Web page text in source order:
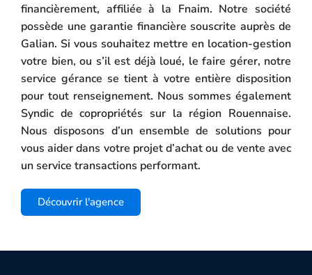
financièrement, affiliée à la Fnaim. Notre société
possède une garantie financière souscrite auprès de
Galian. Si vous souhaitez mettre en location-gestion
votre bien, ou s’il est déjà loué, le faire gérer, notre
service gérance se tient à votre entière disposition
pour tout renseignement. Nous sommes également
Syndic de copropriétés sur la région Rouennaise.
Nous disposons d’un ensemble de solutions pour
vous aider dans votre projet d’achat ou de vente avec
un service transactions performant.
Découvrir l'agence